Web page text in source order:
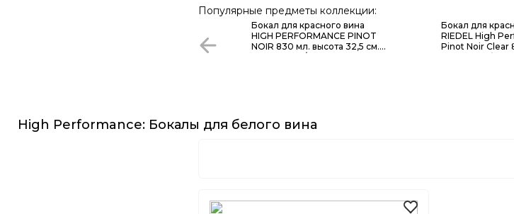
создать идеальное винное сопровождение для любого
или мероприятия.
Популярные предметы коллекции:
Бокал для красного вина
HIGH PERFORMANCE PINOT
NOIR 830 мл. высота 32,5 см.
Бокал для
RIEDEL High
Pinot Noir Clear
High Performance: Бокалы для белого вина